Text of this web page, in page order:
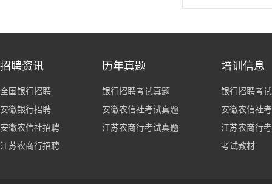
招聘资讯
全国银行招聘
安徽银行招聘
安徽农信社招聘
江苏农商行招聘
历年真题
银行招聘考试真题
安徽农信社考试真题
江苏农商行考试真题
培训信息
银行招聘考
安徽农信社
江苏农商行
考试教材